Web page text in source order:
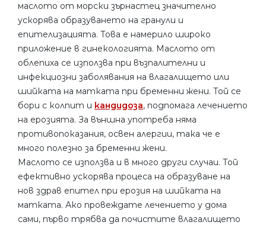
маслото от морски зърнастец значително
ускорява образуването на гранули и
епителизацията. Това е намерило широко
приложение в гинекологията. Маслото от
облепиха се използва при възпалителни и
инфекциозни заболявания на влагалището или
шийката на матката при бременни жени. Той се
бори с колпит и кандидоза, подпомага лечението
на ерозията. За външна употреба няма
противопоказания, освен алергии, така че е
много полезно за бременни жени.
Маслото се използва и в много други случаи. Той
ефективно ускорява процеса на образуване на
нов здрав епител при ерозия на шийката на
матката. Ако провеждате лечението у дома
сами, първо трябва да почистите влагалището